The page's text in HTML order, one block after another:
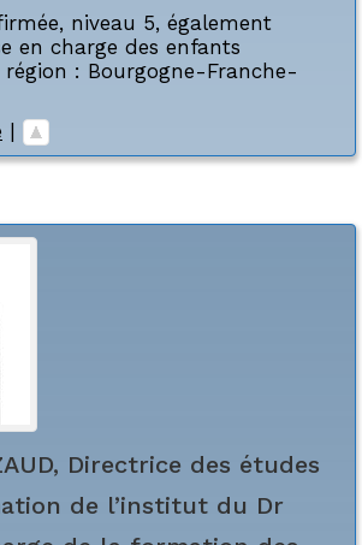
niveau 5, également
en charge des enfants
région : Bourgogne-Franche-
|
Directrice des études
de l’institut du Dr